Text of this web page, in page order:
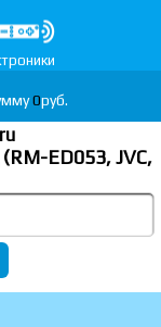
0руб.
ED053, JVC,